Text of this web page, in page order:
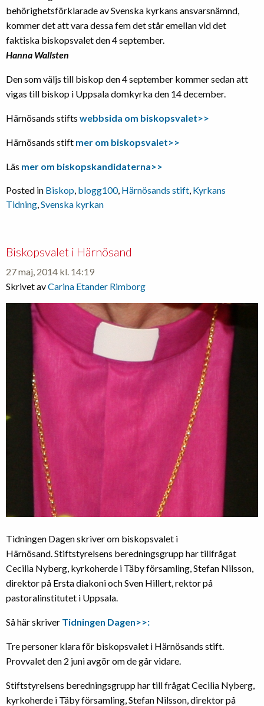
behörighetsförklarade av Svenska kyrkans ansvarsnämnd,
kommer det att vara dessa fem det står emellan vid det
faktiska biskopsvalet den 4 september.
Hanna Wallsten
Den som väljs till biskop den 4 september kommer sedan att
vigas till biskop i Uppsala domkyrka den 14 december.
Härnösands stifts webbsida om biskopsvalet>>
Härnösands stift mer om biskopsvalet>>
Läs mer om biskopskandidaterna>>
Posted in Biskop, blogg100, Härnösands stift, Kyrkans
Tidning,Svenska kyrkan
Biskopsvalet i Härnösand
27 maj, 2014 kl. 14:19
Skrivet avCarina Etander Rimborg
Tidningen Dagen skriver om biskopsvalet i
Härnösand. Stiftstyrelsens beredningsgrupp har tillfrågat
Cecilia Nyberg, kyrkoherde i Täby församling, Stefan Nilsson,
direktor på Ersta diakoni och Sven Hillert, rektor på
pastoralinstitutet i Uppsala.
Så här skriver Tidningen Dagen>>:
Tre personer klara för biskopsvalet i Härnösands stift.
Provvalet den 2 juni avgör om de går vidare.
Stiftstyrelsens beredningsgrupp har till frågat Cecilia Nyberg,
kyrkoherde i Täby församling, Stefan Nilsson, direktor på